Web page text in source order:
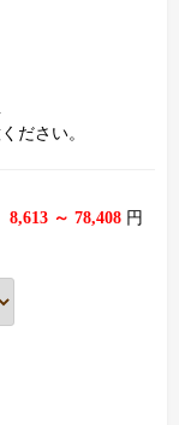
ださい。
8,613 ～ 78,408 円